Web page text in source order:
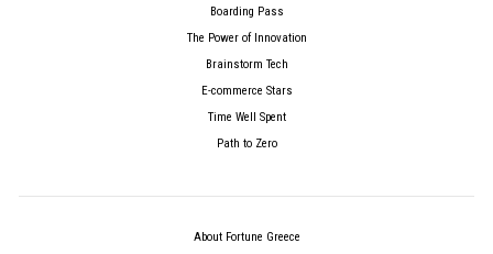
Boarding Pass
The Power of Innovation
Brainstorm Tech
E-commerce Stars
Time Well Spent
Path to Zero
About Fortune Greece